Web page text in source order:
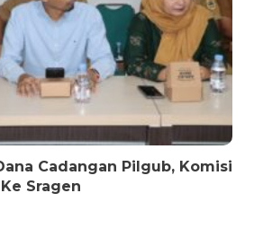
Cadangan Pilgub, Komisi
Sragen